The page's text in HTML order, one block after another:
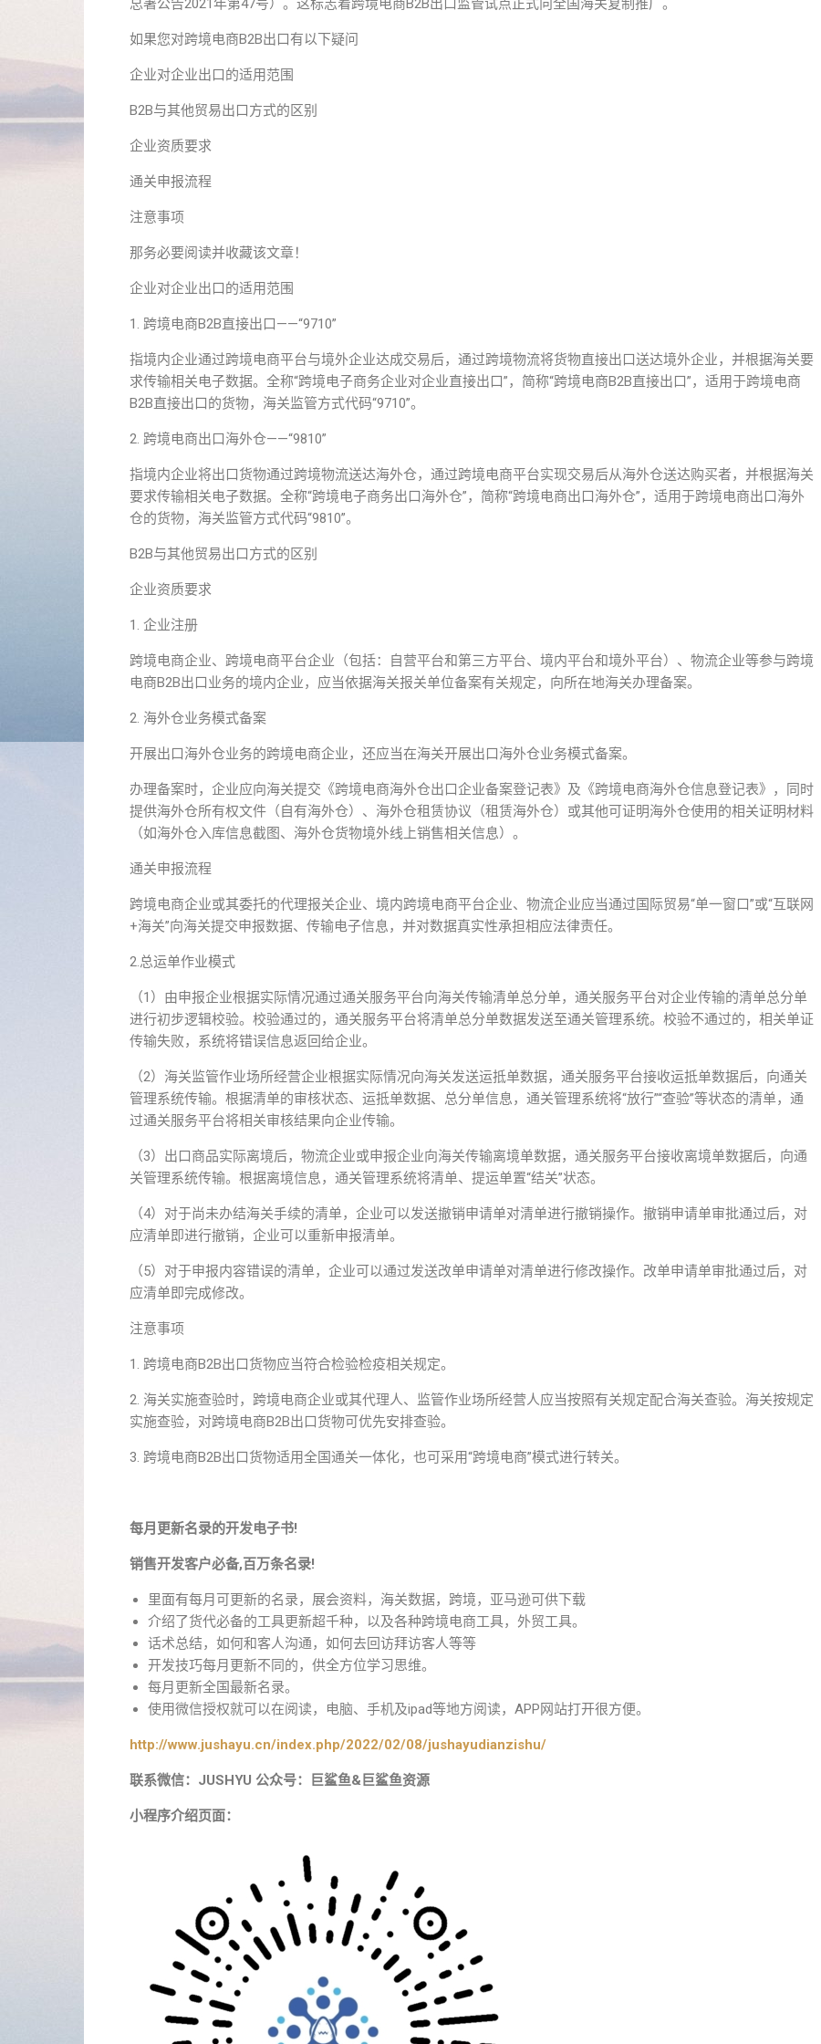
总署公告2021年第47号）。这标志着跨境电商B2B出口监管试点正式向全国海关复制推广。
如果您对跨境电商B2B出口有以下疑问
企业对企业出口的适用范围
B2B与其他贸易出口方式的区别
企业资质要求
通关申报流程
注意事项
那务必要阅读并收藏该文章！
企业对企业出口的适用范围
1. 跨境电商B2B直接出口——“9710”
指境内企业通过跨境电商平台与境外企业达成交易后，通过跨境物流将货物直接出口送达境外企业，并根据海关要
求传输相关电子数据。全称“跨境电子商务企业对企业直接出口”，简称“跨境电商B2B直接出口”，适用于跨境电商
B2B直接出口的货物，海关监管方式代码“9710”。
2. 跨境电商出口海外仓——“9810”
指境内企业将出口货物通过跨境物流送达海外仓，通过跨境电商平台实现交易后从海外仓送达购买者，并根据海关
要求传输相关电子数据。全称“跨境电子商务出口海外仓”，简称“跨境电商出口海外仓”，适用于跨境电商出口海外
仓的货物，海关监管方式代码“9810”。
B2B与其他贸易出口方式的区别
企业资质要求
1. 企业注册
跨境电商企业、跨境电商平台企业（包括：自营平台和第三方平台、境内平台和境外平台）、物流企业等参与跨境
电商B2B出口业务的境内企业，应当依据海关报关单位备案有关规定，向所在地海关办理备案。
2. 海外仓业务模式备案
开展出口海外仓业务的跨境电商企业，还应当在海关开展出口海外仓业务模式备案。
办理备案时，企业应向海关提交《跨境电商海外仓出口企业备案登记表》及《跨境电商海外仓信息登记表》，同时
提供海外仓所有权文件（自有海外仓）、海外仓租赁协议（租赁海外仓）或其他可证明海外仓使用的相关证明材料
（如海外仓入库信息截图、海外仓货物境外线上销售相关信息）。
通关申报流程
跨境电商企业或其委托的代理报关企业、境内跨境电商平台企业、物流企业应当通过国际贸易“单一窗口”或“互联网
+海关”向海关提交申报数据、传输电子信息，并对数据真实性承担相应法律责任。
2.总运单作业模式
（1）由申报企业根据实际情况通过通关服务平台向海关传输清单总分单，通关服务平台对企业传输的清单总分单
进行初步逻辑校验。校验通过的，通关服务平台将清单总分单数据发送至通关管理系统。校验不通过的，相关单证
传输失败，系统将错误信息返回给企业。
（2）海关监管作业场所经营企业根据实际情况向海关发送运抵单数据，通关服务平台接收运抵单数据后，向通关
管理系统传输。根据清单的审核状态、运抵单数据、总分单信息，通关管理系统将“放行”“查验”等状态的清单，通
过通关服务平台将相关审核结果向企业传输。
（3）出口商品实际离境后，物流企业或申报企业向海关传输离境单数据，通关服务平台接收离境单数据后，向通
关管理系统传输。根据离境信息，通关管理系统将清单、提运单置“结关”状态。
（4）对于尚未办结海关手续的清单，企业可以发送撤销申请单对清单进行撤销操作。撤销申请单审批通过后，对
应清单即进行撤销，企业可以重新申报清单。
（5）对于申报内容错误的清单，企业可以通过发送改单申请单对清单进行修改操作。改单申请单审批通过后，对
应清单即完成修改。
注意事项
1. 跨境电商B2B出口货物应当符合检验检疫相关规定。
2. 海关实施查验时，跨境电商企业或其代理人、监管作业场所经营人应当按照有关规定配合海关查验。海关按规定
实施查验，对跨境电商B2B出口货物可优先安排查验。
3. 跨境电商B2B出口货物适用全国通关一体化，也可采用“跨境电商”模式进行转关。
每月更新名录的开发电子书!
销售开发客户必备,百万条名录!
里面有每月可更新的名录，展会资料，海关数据，跨境，亚马逊可供下载
介绍了货代必备的工具更新超千种，以及各种跨境电商工具，外贸工具。
话术总结，如何和客人沟通，如何去回访拜访客人等等
开发技巧每月更新不同的，供全方位学习思维。
每月更新全国最新名录。
使用微信授权就可以在阅读，电脑、手机及ipad等地方阅读，APP网站打开很方便。
http://www.jushayu.cn/index.php/2022/02/08/jushayudianzishu/
联系微信：JUSHYU 公众号：巨鲨鱼&巨鲨鱼资源
小程序介绍页面：